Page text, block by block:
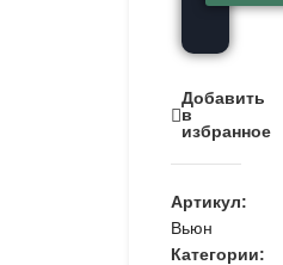
Добавить
в
избранное
Артикул:
Вьюн
Категории: